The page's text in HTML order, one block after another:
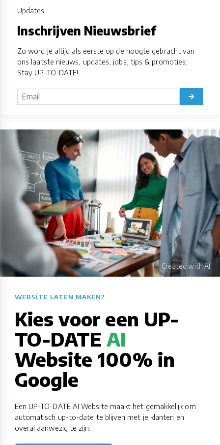
Updates
Inschrijven Nieuwsbrief
Zo word je altijd als eerste op de hoogte gebracht van
ons laatste nieuws, updates, jobs, tips & promoties.
Stay UP-TO-DATE!
WEBSITE LATEN MAKEN?​​​​​​​​​​​​​​
Kies voor een UP-
TO-DATE AI
Website 100% in
Google
Een UP-TO-DATE AI Website maakt het gemakkelijk om
automatisch up-to-date te blijven met je klanten en
overal aanwezig te zijn.